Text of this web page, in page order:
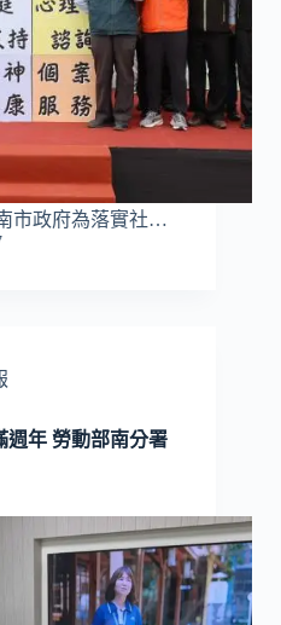
市政府為落實社…
週年 勞動部南分署